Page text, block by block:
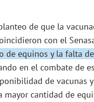
de que la
con el
de equinos y la falta
en el combate de
de vacunas
cantidad de